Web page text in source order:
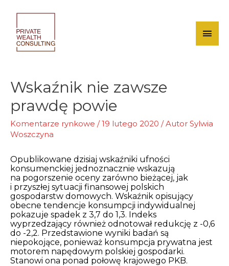
content
Main
Wskaźnik nie zawsze
prawdę powie
Komentarze rynkowe /19 lutego 2020 / Autor Sylwia
Woszczyna
Opublikowane dzisiaj wskaźniki ufności
konsumenckiej jednoznacznie wskazują
na pogorszenie oceny zarówno bieżącej, jak
i przyszłej sytuacji finansowej polskich
gospodarstw domowych. Wskaźnik opisujący
obecne tendencje konsumpcji indywidualnej
pokazuje spadek z 3,7 do 1,3. Indeks
wyprzedzający również odnotował redukcję z -0,6
do -2,2. Przedstawione wyniki badań są
niepokojące, ponieważ konsumpcja prywatna jest
motorem napędowym polskiej gospodarki.
Stanowi ona ponad połowę krajowego PKB.